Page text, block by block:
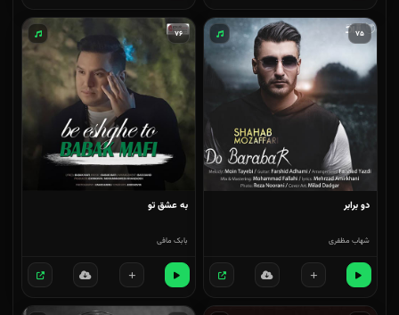
۷۵
دو برابر
شهاب مظفری
۷۶
به عشق تو
بابک مافی